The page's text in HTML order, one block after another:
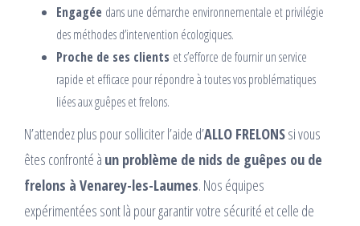
Engagée dans une démarche environnementale et privilégie
des méthodes d’intervention écologiques.
Proche de ses clients et s’efforce de fournir un service
rapide et efficace pour répondre à toutes vos problématiques
liées aux guêpes et frelons.
N’attendez plus pour solliciter l’aide d’ALLO FRELONSsi vous
êtes confronté à un problème de nids de guêpes ou de
frelons à Venarey-les-Laumes. Nos équipes
expérimentées sont là pour garantir votre sécurité et celle de